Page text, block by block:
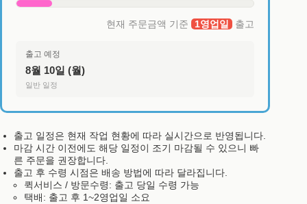
현재 주문금액 기준 1영업일 출고
출고 예정
8월 10일 (월)
일반 일정
출고 일정은 현재 작업 현황에 따라 실시간으로 반영됩니다.
마감 시간 이전에도 해당 일정이 조기 마감될 수 있으니 빠
른 주문을 권장합니다.
출고 후 수령 시점은 배송 방법에 따라 달라집니다.
퀵서비스 / 방문수령: 출고 당일 수령 가능
택배: 출고 후 1~2영업일 소요